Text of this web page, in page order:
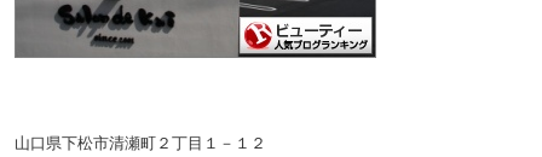
山口県下松市清瀬町２丁目１－１２